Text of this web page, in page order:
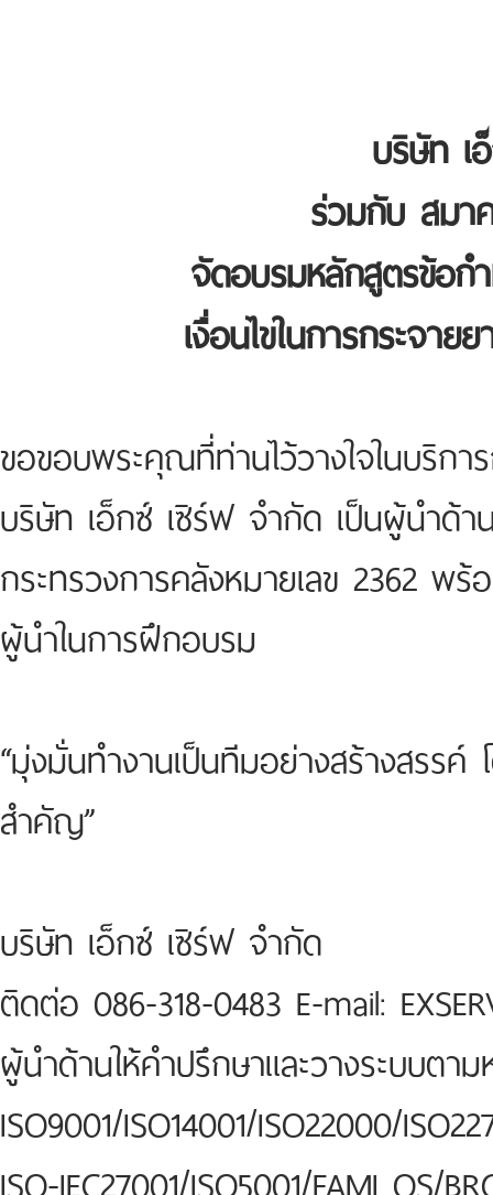
บริษัท เ
ร่วมกับ สมา
จัดอบรมหลักสูตรข้อก
เงื่อนไขในการกระจา
ขอขอบพระคุณที่ท่านไว้วางใจในบริก
บริษัท เอ็กซ์ เซิร์ฟ จำกัด เป็นผู้นำด้า
กระทรวงการคลังหมายเลข 2362 พร้
ผู้นำในการฝึกอบรม
“มุ่งมั่นทำงานเป็นทีมอย่างสร้างสรรค์
สำคัญ”
บริษัท เอ็กซ์ เซิร์ฟ จำกัด
ติดต่อ 086-318-0483 E-mail:
ผู้นำด้านให้คำปรึกษาและวางระบบตา
ISO9001/ISO14001/ISO22000/